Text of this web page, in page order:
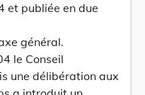
et publiée en due
général.
le Conseil
une délibération aux